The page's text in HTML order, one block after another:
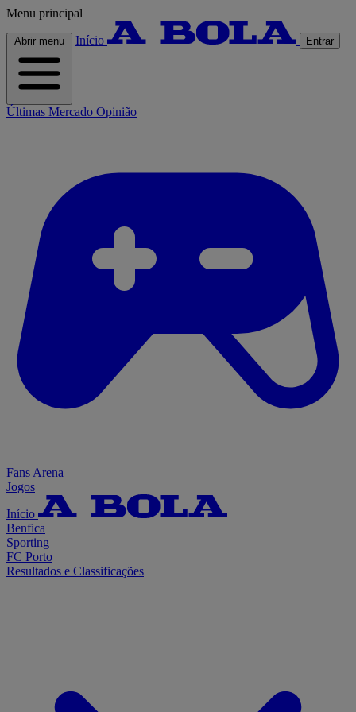
Menu principal
Abrir menu Início Entrar
Últimas Mercado Opinião
Fans Arena
Jogos
Início
Benfica
Sporting
FC Porto
Resultados e Classificações